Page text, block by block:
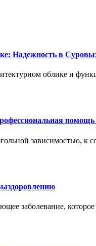
Надежность в
облике и
помощь
зависимостью, к
заболевание,